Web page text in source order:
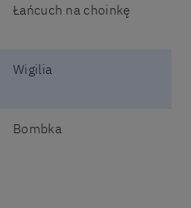
Łańcuch na choinkę
Wigilia
Bombka